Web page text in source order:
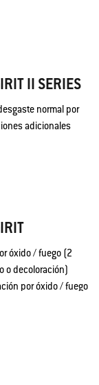
II SERIES
normal por
adicionales
óxido / fuego (2
o decoloración)
por óxido / fuego